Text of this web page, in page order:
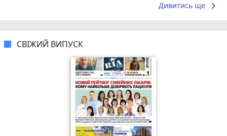
Дивитись ще keyboard_arrow_right
СВІЖИЙ ВИПУСК